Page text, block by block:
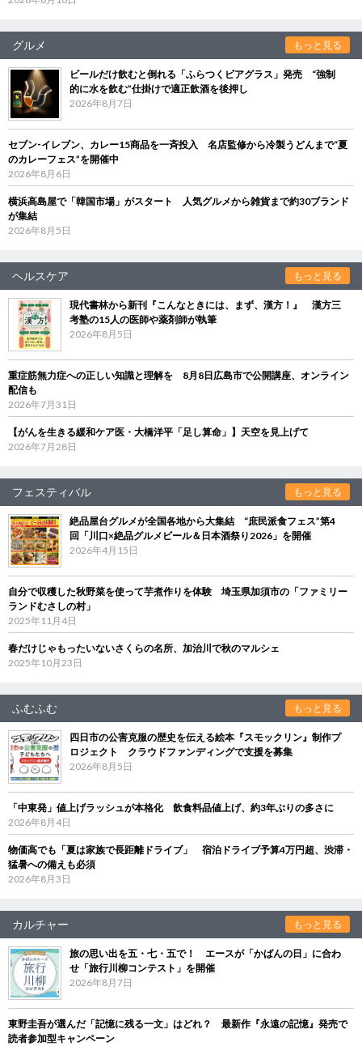
グルメ もっと見る
ビールだけ飲むと倒れる「ふらつくビアグラス」発売 “強制
的に水を飲む”仕掛けで適正飲酒を後押し
2026年8月7日
セブン‐イレブン、カレー15商品を一斉投入 名店監修から冷製うどんまで“夏
のカレーフェス”を開催中
2026年8月6日
横浜高島屋で「韓国市場」がスタート 人気グルメから雑貨まで約30ブランド
が集結
2026年8月5日
ヘルスケア もっと見る
現代書林から新刊『こんなときには、まず、漢方！』 漢方三
考塾の15人の医師や薬剤師が執筆
2026年8月5日
重症筋無力症への正しい知識と理解を 8月8日広島市で公開講座、オンライン
配信も
2026年7月31日
【がんを生きる緩和ケア医・大橋洋平「足し算命」】天空を見上げて
2026年7月28日
フェスティバル もっと見る
絶品屋台グルメが全国各地から大集結 “庶民派食フェス”第4
回「川口×絶品グルメビール＆日本酒祭り2026」を開催
2026年4月15日
自分で収穫した秋野菜を使って芋煮作りを体験 埼玉県加須市の「ファミリー
ランドむさしの村」
2025年11月4日
春だけじゃもったいないさくらの名所、加治川で秋のマルシェ
2025年10月23日
ふむふむ もっと見る
四日市の公害克服の歴史を伝える絵本『スモックリン』制作プ
ロジェクト クラウドファンディングで支援を募集
2026年8月5日
「中東発」値上げラッシュが本格化 飲食料品値上げ、約3年ぶりの多さに
2026年8月4日
物価高でも「夏は家族で長距離ドライブ」 宿泊ドライブ予算4万円超、渋滞・
猛暑への備えも必須
2026年8月3日
カルチャー もっと見る
旅の思い出を五・七・五で！ エースが「かばんの日」に合わ
せ「旅行川柳コンテスト」を開催
2026年8月7日
東野圭吾が選んだ「記憶に残る一文」はどれ？ 最新作『永遠の記憶』発売で
読者参加型キャンペーン